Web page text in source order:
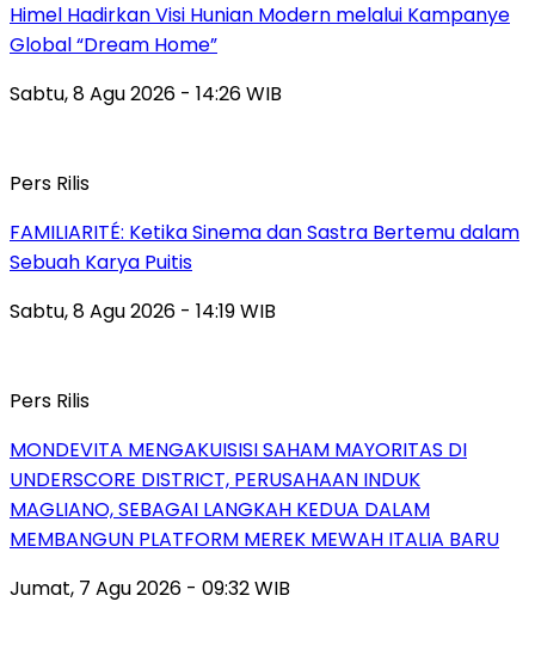
Himel Hadirkan Visi Hunian Modern melalui Kampanye
Global “Dream Home”
Sabtu, 8 Agu 2026 - 14:26 WIB
Pers Rilis
FAMILIARITÉ: Ketika Sinema dan Sastra Bertemu dalam
Sebuah Karya Puitis
Sabtu, 8 Agu 2026 - 14:19 WIB
Pers Rilis
MONDEVITA MENGAKUISISI SAHAM MAYORITAS DI
UNDERSCORE DISTRICT, PERUSAHAAN INDUK
MAGLIANO, SEBAGAI LANGKAH KEDUA DALAM
MEMBANGUN PLATFORM MEREK MEWAH ITALIA BARU
Jumat, 7 Agu 2026 - 09:32 WIB